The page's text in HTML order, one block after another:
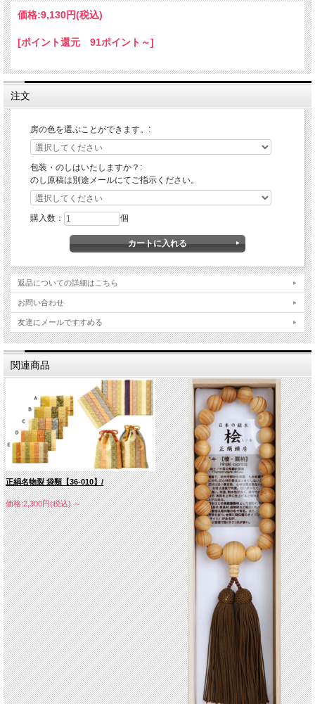
納期の目安：ご注文確認後、7営業日。
銀行振込の場合は、入金確認後、7営業日。
価格:9,130円(税込)
[ポイント還元 91ポイント～]
注文
房の色を選ぶことができます。:
包装・のしはいたしますか？:
のし原稿は別途メールにてご指示ください。
購入数： 個
返品についての詳細はこちら
お問い合わせ
友達にメールですすめる
関連商品
正絹名物裂 袋類【36-010】/
価格:2,300円(税込)～